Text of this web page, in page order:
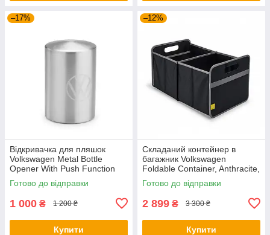
–17%
Відкривачка для пляшок
Volkswagen Metal Bottle
Opener With Push Function
NM, артикул
000087703LTJKA
Готово до відправки
1 000 ₴ 1 200 ₴
Купити
–12%
Складаний контейнер в
багажник Volkswagen
Foldable Container, Anthracite,
артикул 5H0061104
Готово до відправки
2 899 ₴ 3 300 ₴
Купити